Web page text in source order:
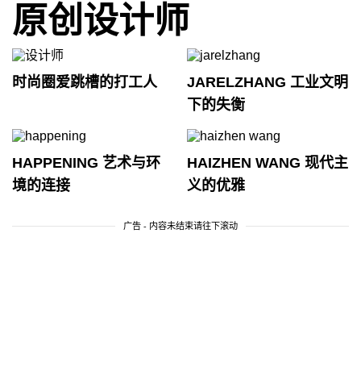
原创设计师
时尚圈爱跳槽的打工人
JARELZHANG 工业文明
下的失衡
HAPPENING 艺术与环
境的连接
HAIZHEN WANG 现代主
义的优雅
广告 - 内容未结束请往下滚动